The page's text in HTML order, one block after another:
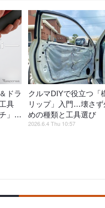
ドラ
具
チ」…
クルマDIYで役立つ「
リップ」入門…壊さず
めの種類と工具選び
2026.6.4 Thu 10:57